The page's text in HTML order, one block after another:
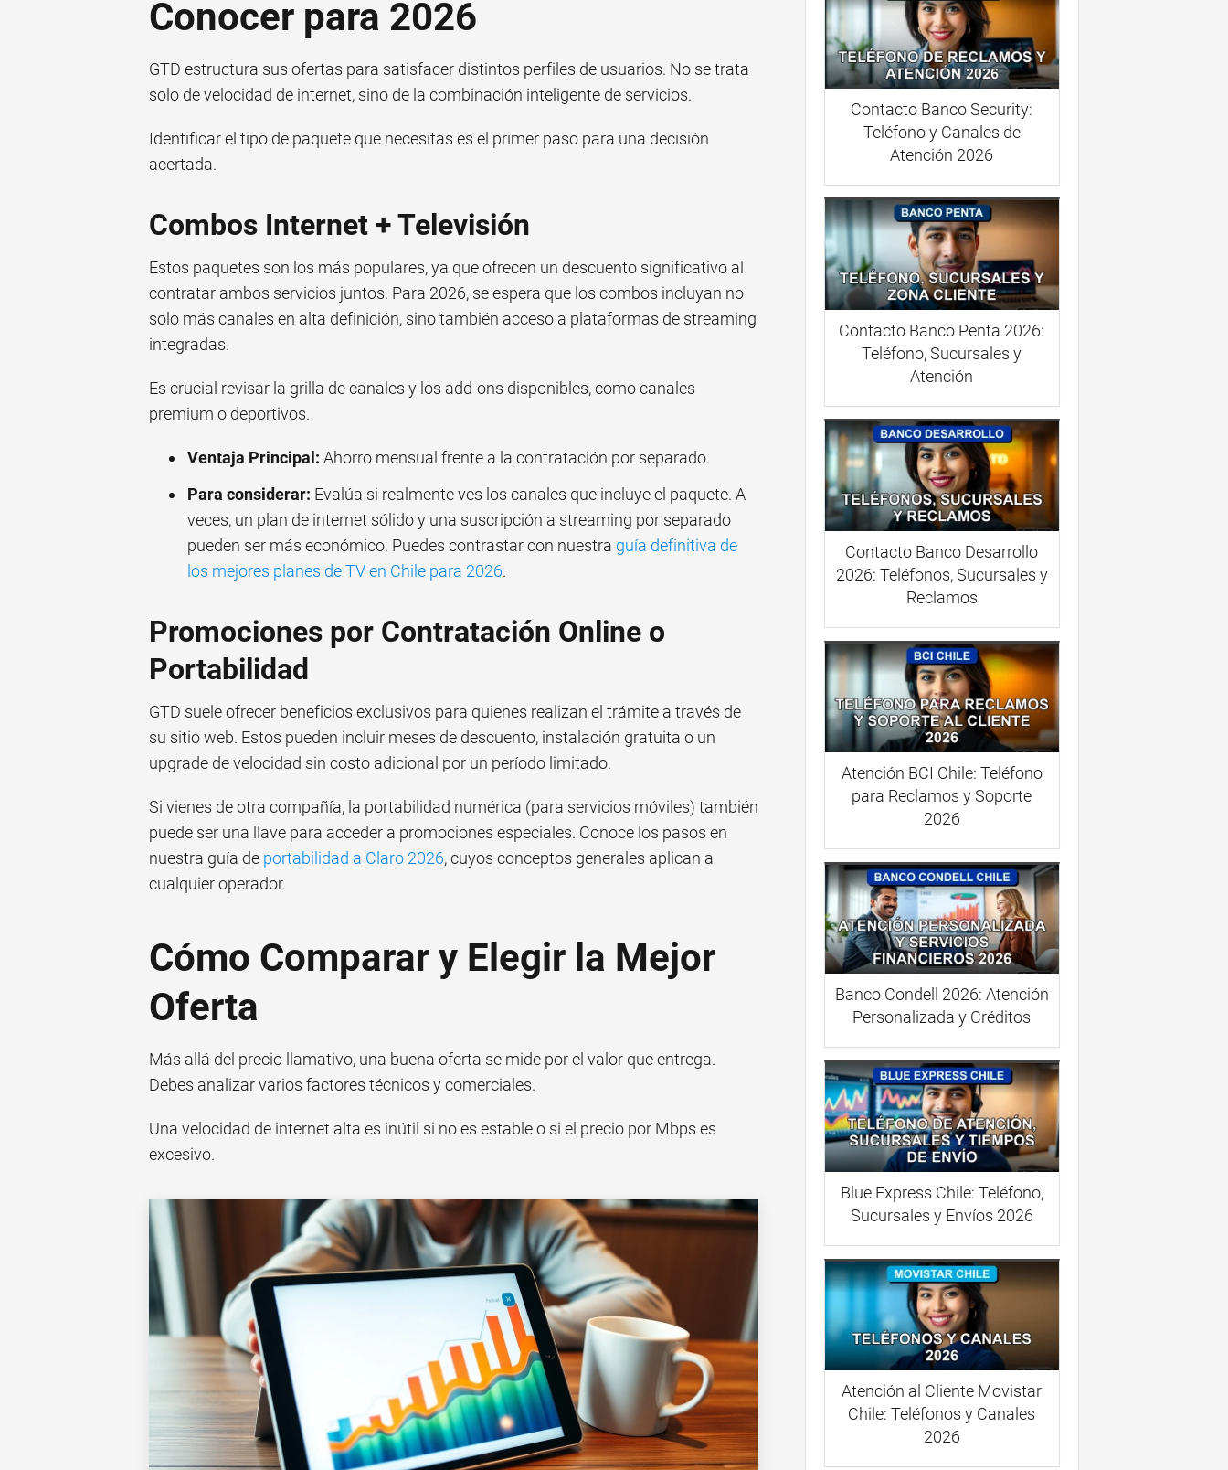
Conocer para 2026
GTD estructura sus ofertas para satisfacer distintos perfiles de usuarios. No se trata
solo de velocidad de internet, sino de la combinación inteligente de servicios.
Identificar el tipo de paquete que necesitas es el primer paso para una decisión
acertada.
Combos Internet + Televisión
Estos paquetes son los más populares, ya que ofrecen un descuento significativo al
contratar ambos servicios juntos. Para 2026, se espera que los combos incluyan no
solo más canales en alta definición, sino también acceso a plataformas de streaming
integradas.
Es crucial revisar la grilla de canales y los add-ons disponibles, como canales
premium o deportivos.
Ventaja Principal: Ahorro mensual frente a la contratación por separado.
Para considerar: Evalúa si realmente ves los canales que incluye el paquete. A
veces, un plan de internet sólido y una suscripción a streaming por separado
pueden ser más económico. Puedes contrastar con nuestra guía definitiva de
los mejores planes de TV en Chile para 2026.
Promociones por Contratación Online o
Portabilidad
GTD suele ofrecer beneficios exclusivos para quienes realizan el trámite a través de
su sitio web. Estos pueden incluir meses de descuento, instalación gratuita o un
upgrade de velocidad sin costo adicional por un período limitado.
Si vienes de otra compañía, la portabilidad numérica (para servicios móviles) también
puede ser una llave para acceder a promociones especiales. Conoce los pasos en
nuestra guía de portabilidad a Claro 2026, cuyos conceptos generales aplican a
cualquier operador.
Cómo Comparar y Elegir la Mejor
Oferta
Más allá del precio llamativo, una buena oferta se mide por el valor que entrega.
Debes analizar varios factores técnicos y comerciales.
Una velocidad de internet alta es inútil si no es estable o si el precio por Mbps es
excesivo.
Contacto Banco Security:
Teléfono y Canales de
Atención 2026
Contacto Banco Penta 2026:
Teléfono, Sucursales y
Atención
Contacto Banco Desarrollo
2026: Teléfonos, Sucursales y
Reclamos
Atención BCI Chile: Teléfono
para Reclamos y Soporte
2026
Banco Condell 2026: Atención
Personalizada y Créditos
Blue Express Chile: Teléfono,
Sucursales y Envíos 2026
Atención al Cliente Movistar
Chile: Teléfonos y Canales
2026